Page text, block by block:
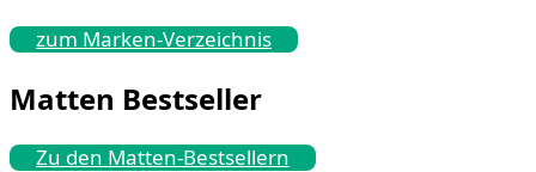
zum Marken-Verzeichnis
Matten Bestseller
Zu den Matten-Bestsellern